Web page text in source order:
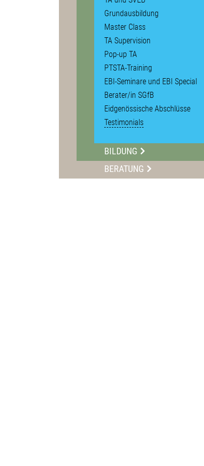
Grundausbildung
Master Class
TA Supervision
Pop-up TA
PTSTA-Training
EBI-Seminare und EBI Special
Berater/in SGfB
Eidgenössische Abschlüsse
Testimonials
BILDUNG
BERATUNG